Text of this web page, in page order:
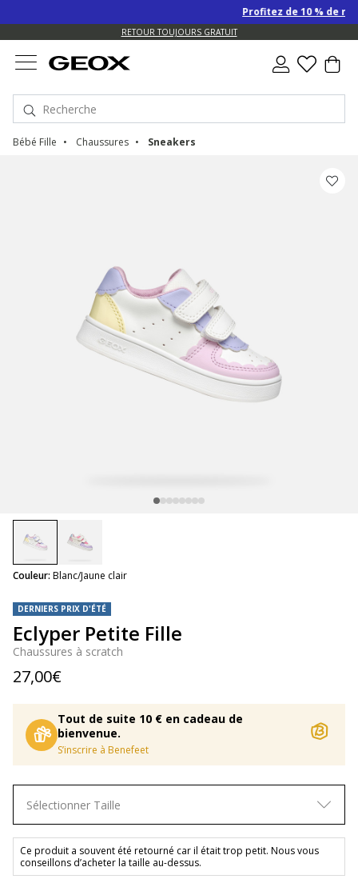
Profitez de 10 % de
RETOUR TOUJOURS GRATUIT
Bébé Fille Chaussures Sneakers
DERNIERS PRIX D'ÉTÉ
Eclyper Petite Fille
Chaussures à scratch
27,00€
Tout de suite 10 € en cadeau de
bienvenue.
S’inscrire à Benefeet
Couleur: Blanc/Jaune clair
selected
Sélectionner Taille
Ce produit a souvent été retourné car il était trop petit. Nous vous
conseillons d’acheter la taille au-dessus.